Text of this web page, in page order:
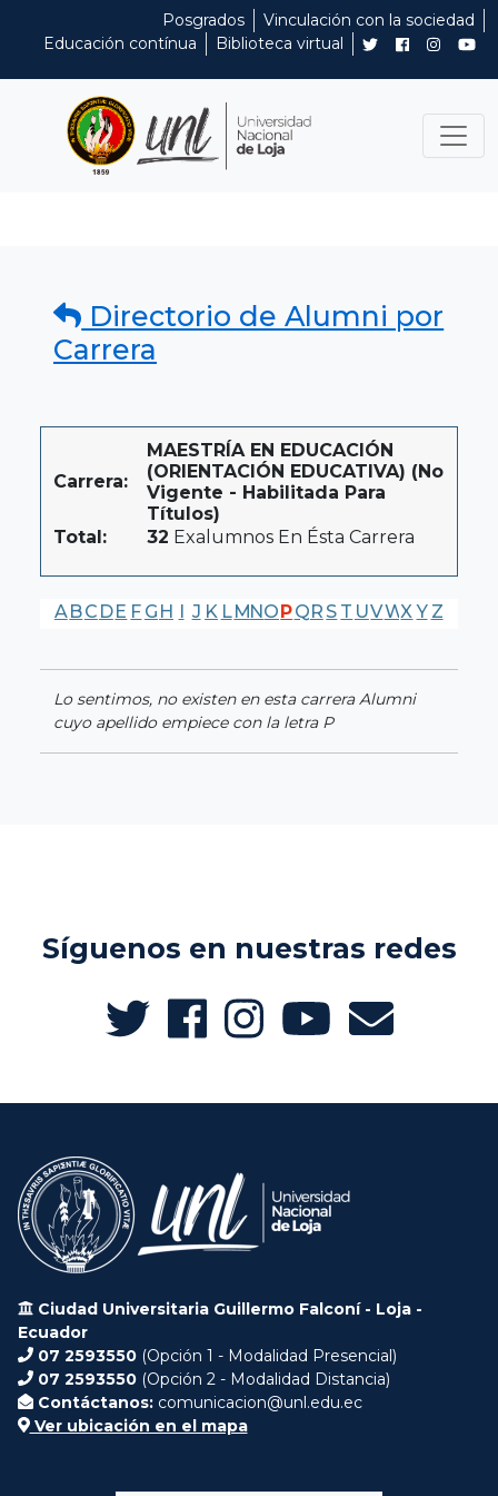
Posgrados
Vinculación con la sociedad
Educación contínua
Biblioteca virtual
Directorio de Alumni por
Carrera
Carrera:
MAESTRÍA EN EDUCACIÓN
(ORIENTACIÓN EDUCATIVA) (No
Vigente - Habilitada Para
Títulos)
Total:
32 Exalumnos En Ésta Carrera
A BC DE F G H I J K LMNOPQR S T UVWX Y Z
Lo sentimos, no existen en esta carrera Alumni
cuyo apellido empiece con la letra P
Síguenos en nuestras redes
Ciudad Universitaria Guillermo Falconí - Loja -
Ecuador
07 2593550 (Opción 1 - Modalidad Presencial)
07 2593550 (Opción 2 - Modalidad Distancia)
Contáctanos: comunicacion@unl.edu.ec
Ver ubicación en el mapa